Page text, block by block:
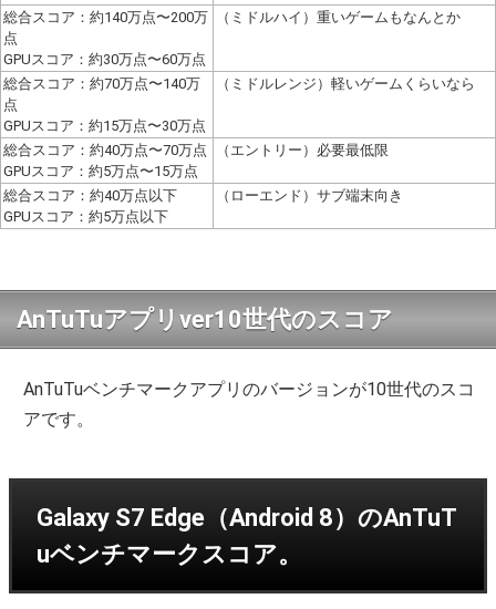
総合スコア：約140万点〜200万
点
GPUスコア：約30万点〜60万点
（ミドルハイ）重いゲームもなんとか
総合スコア：約70万点〜140万
点
GPUスコア：約15万点〜30万点
（ミドルレンジ）軽いゲームくらいなら
総合スコア：約40万点〜70万点
GPUスコア：約5万点〜15万点
（エントリー）必要最低限
総合スコア：約40万点以下
GPUスコア：約5万点以下
（ローエンド）サブ端末向き
AnTuTuアプリver10世代のスコア
AnTuTuベンチマークアプリのバージョンが10世代のスコ
アです。
Galaxy S7 Edge（Android 8）のAnTuT
uベンチマークスコア。